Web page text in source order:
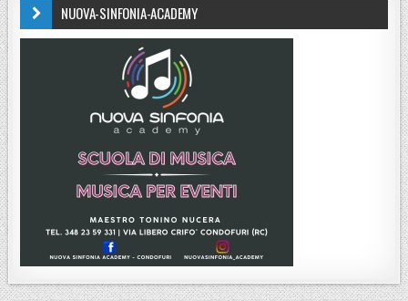
NUOVA-SINFONIA-ACADEMY